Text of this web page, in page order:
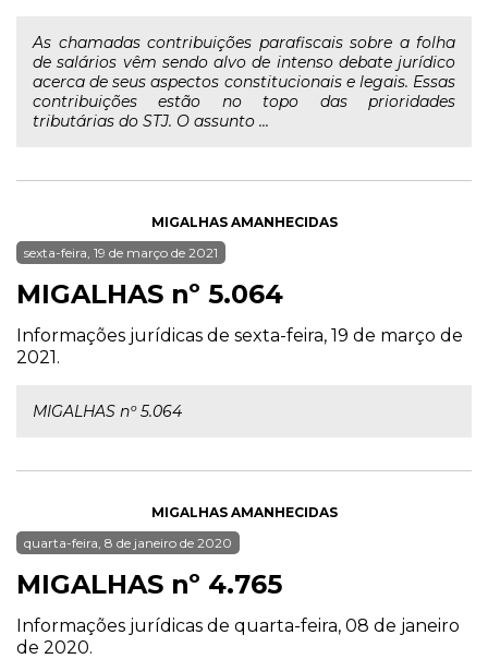
As chamadas contribuições parafiscais sobre a folha
de salários vêm sendo alvo de intenso debate jurídico
acerca de seus aspectos constitucionais e legais. Essas
contribuições estão no topo das prioridades
tributárias do STJ. O assunto ...
MIGALHAS AMANHECIDAS
sexta-feira, 19 de março de 2021
MIGALHAS nº 5.064
Informações jurídicas de sexta-feira, 19 de março de
2021.
MIGALHAS nº 5.064
MIGALHAS AMANHECIDAS
quarta-feira, 8 de janeiro de 2020
MIGALHAS nº 4.765
Informações jurídicas de quarta-feira, 08 de janeiro
de 2020.